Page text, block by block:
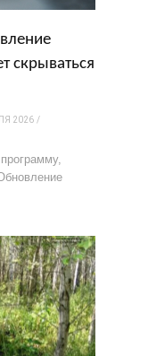
скрываться
2026